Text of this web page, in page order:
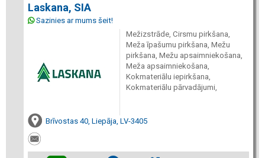
Laskana, SIA
Sazinies ar mums šeit!
Mežizstrāde, Cirsmu pirkšana,
Meža īpašumu pirkšana, Mežu
pirkšana, Mežu apsaimniekošana,
Meža apsaimniekošana,
Kokmateriālu iepirkšana,
Kokmateriālu pārvadājumi,
Brīvostas 40, Liepāja, LV-3405